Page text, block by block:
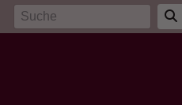
Direkt
zum